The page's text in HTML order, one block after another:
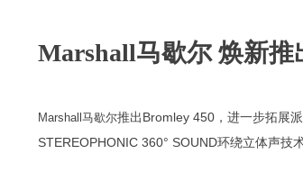
Marshall马歇尔 焕新推
Marshall 马歇尔推出 Bromley 450 ，进一步拓展
STEREOPHONIC 360° SOUND环绕立体声技